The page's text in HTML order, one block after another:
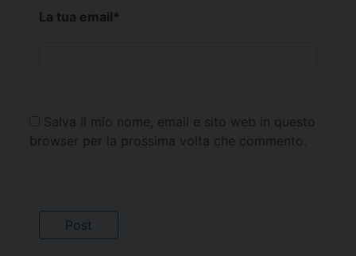
La tua email*
Salva il mio nome, email e sito web in questo
browser per la prossima volta che commento.